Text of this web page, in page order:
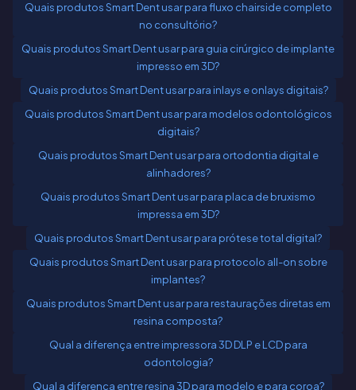
Quais produtos Smart Dent usar para fluxo chairside completo
no consultório?
Quais produtos Smart Dent usar para guia cirúrgico de implante
impresso em 3D?
Quais produtos Smart Dent usar para inlays e onlays digitais?
Quais produtos Smart Dent usar para modelos odontológicos
digitais?
Quais produtos Smart Dent usar para ortodontia digital e
alinhadores?
Quais produtos Smart Dent usar para placa de bruxismo
impressa em 3D?
Quais produtos Smart Dent usar para prótese total digital?
Quais produtos Smart Dent usar para protocolo all-on sobre
implantes?
Quais produtos Smart Dent usar para restaurações diretas em
resina composta?
Qual a diferença entre impressora 3D DLP e LCD para
odontologia?
Qual a diferença entre resina 3D para modelo e para coroa?